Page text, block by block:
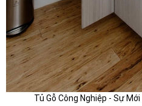
Tủ Gỗ Công Nghiệp - Sự